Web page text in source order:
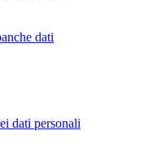
dati
dati personali